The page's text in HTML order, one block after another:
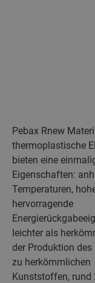
Pebax Rnew
thermoplastische
bieten eine
Eigenschaften:
Temperaturen,
hervorragende
leichter als
der Produktion
zu herkömmlichen
Kunststoffen, rund